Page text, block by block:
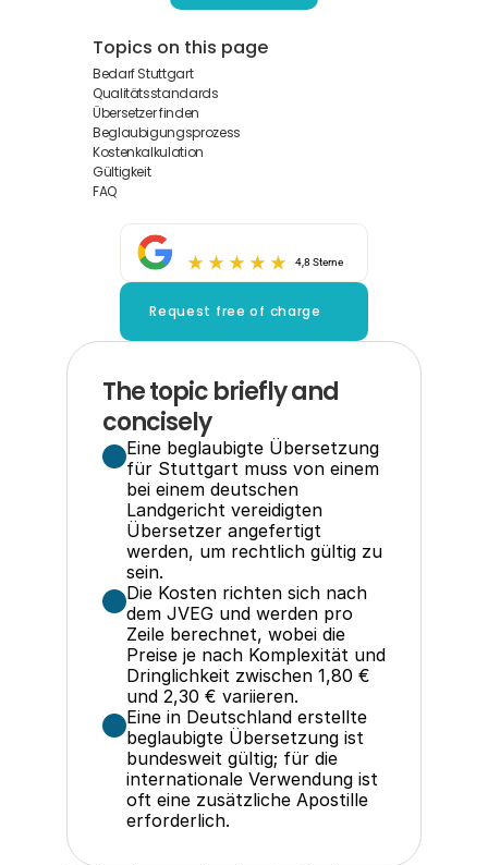
Topics on this page
Bedarf Stuttgart
Qualitätsstandards
Übersetzer finden
Beglaubigungsprozess
Kostenkalkulation
Gültigkeit
FAQ
4,8 Sterne
Request free of charge
The topic briefly and
concisely
Eine beglaubigte Übersetzung
für Stuttgart muss von einem
bei einem deutschen
Landgericht vereidigten
Übersetzer angefertigt
werden, um rechtlich gültig zu
sein.
Die Kosten richten sich nach
dem JVEG und werden pro
Zeile berechnet, wobei die
Preise je nach Komplexität und
Dringlichkeit zwischen 1,80 €
und 2,30 € variieren.
Eine in Deutschland erstellte
beglaubigte Übersetzung ist
bundesweit gültig; für die
internationale Verwendung ist
oft eine zusätzliche Apostille
erforderlich.